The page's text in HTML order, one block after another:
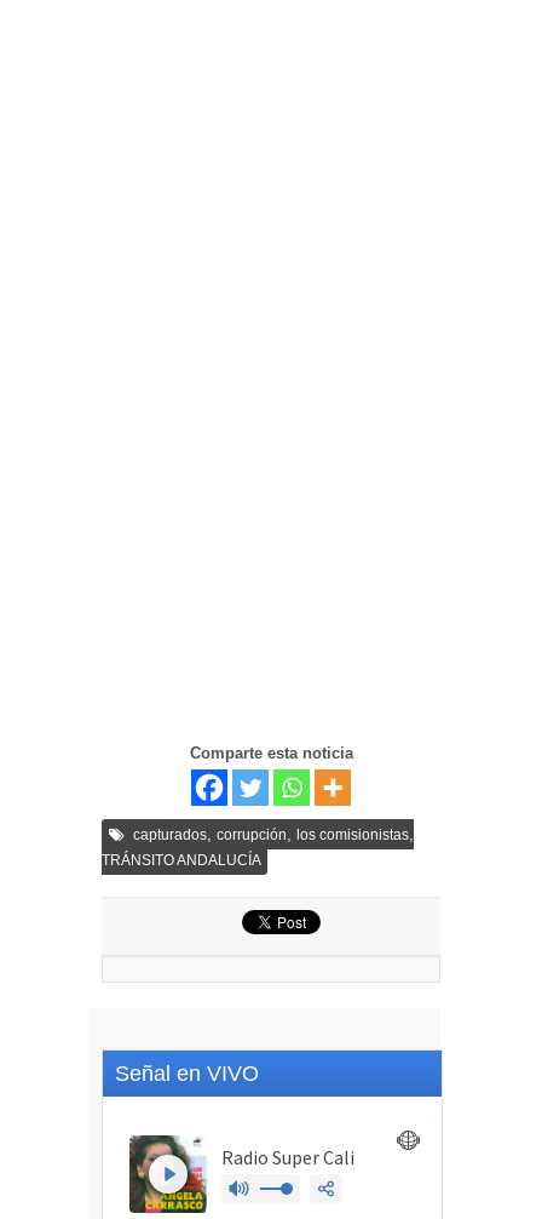
Comparte esta noticia
capturados corrupción los comisionistas
TRÁNSITO ANDALUCÍA
Señal en VIVO